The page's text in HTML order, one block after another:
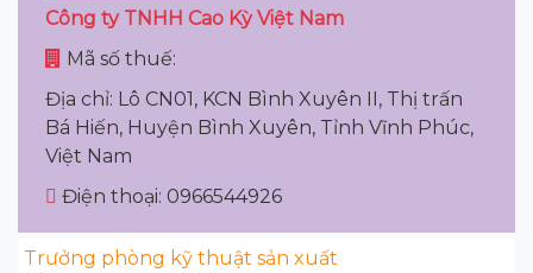
Công ty TNHH Cao Kỳ Việt Nam
Mã số thuế:
Địa chỉ: Lô CN01, KCN Bình Xuyên II, Thị trấn
Bá Hiến, Huyện Bình Xuyên, Tỉnh Vĩnh Phúc,
Việt Nam
Điện thoại: 0966544926
Trưởng phòng kỹ thuật sản xuất